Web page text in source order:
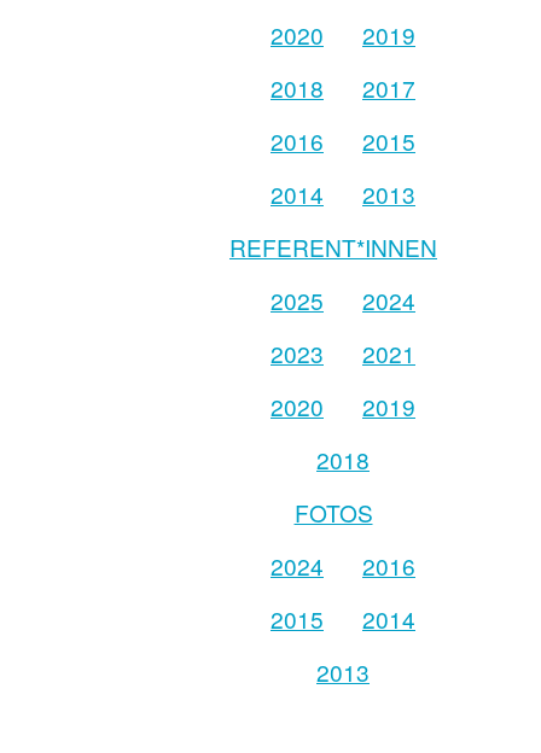
2020
2019
2018
2017
2016
2015
2014
2013
REFERENT*INNEN
2025
2024
2023
2021
2020
2019
2018
FOTOS
2024
2016
2015
2014
2013